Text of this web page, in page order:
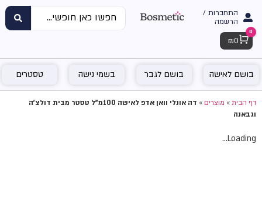
התחברות /
הרשמה
Cart
0
₪ 0
בושם לאישה בושם לגבר בשמי נישה טסטרים
דף הבית»מוצרים»
דה אונלי וואן אדפ לאישה 100מ"ל טסטר מבית דולצ'ה
וגבאנה
Loading...